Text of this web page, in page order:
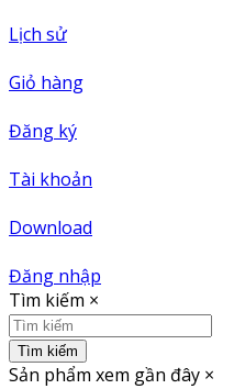
Lịch sử
Giỏ hàng
Đăng ký
Tài khoản
Download
Đăng nhập
Tìm kiếm ×
Tìm kiếm
Sản phẩm xem gần đây ×